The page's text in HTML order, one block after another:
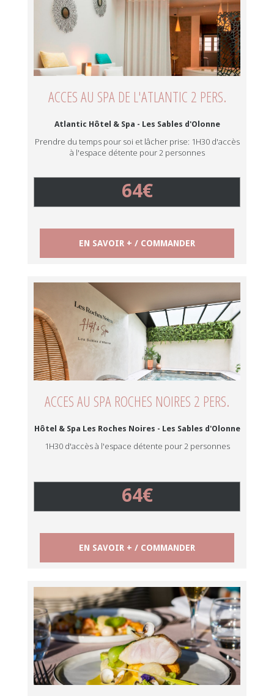
ACCES AU SPA DE L'ATLANTIC 2 PERS.
Atlantic Hôtel & Spa - Les Sables d'Olonne
Prendre du temps pour soi et lâcher prise: 1H30 d'accès
à l'espace détente pour 2 personnes
64€
EN SAVOIR + / COMMANDER
ACCES AU SPA ROCHES NOIRES 2 PERS.
Hôtel & Spa Les Roches Noires - Les Sables d'Olonne
1H30 d'accès à l'espace détente pour 2 personnes
64€
EN SAVOIR + / COMMANDER